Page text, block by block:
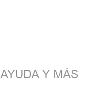
AYUDA Y MÁS